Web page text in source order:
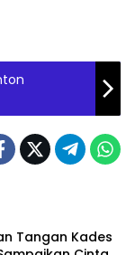
Tangan Kades